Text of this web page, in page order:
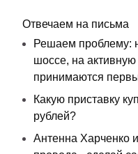
Отвечаем на письма
Решаем проблему:
шоссе, на
принимаются
Какую приставку
рублей?
Антенна Харченко